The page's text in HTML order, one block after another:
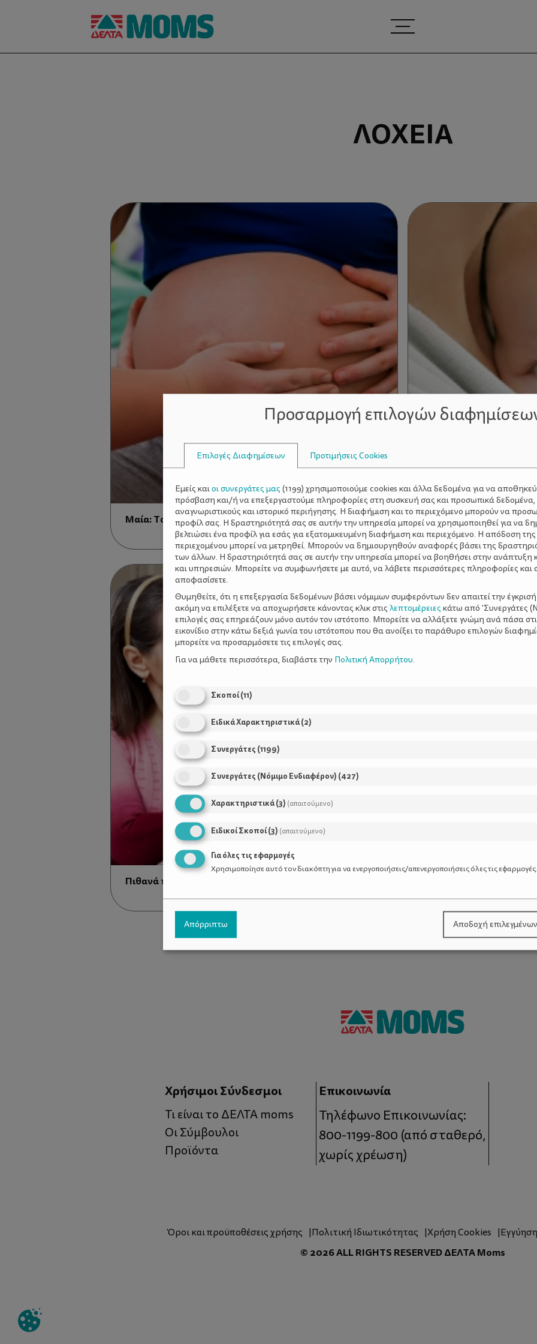
ΛΟΧΕΊΑ
Μαία: Το ιερό πρόσωπο της μητρότητας Κολικοί - 'Ολα όσα
Πιθανά προβλήματα στη λοχεία
Χρήσιμοι Σύνδεσμοι
Τι είναι το ΔΕΛΤΑ moms
Οι Σύμβουλοι
Προϊόντα
Επικοινωνία
Τηλέφωνο Επικοινωνίας:
800-1199-800 (από σταθερό,
χωρίς χρέωση)
Όροι και προϋποθέσεις χρήσης Πολιτική Ιδιωτικότητας Χρήση Cookies
© 2026 ALL RIGHTS RESERVED ΔΕΛΤΑ Moms
Προσαρμογή επιλογών
Επιλογές Διαφημίσεων Προτιμήσεις Cookies
Εμείς καιοι συνεργάτες μας (1199) χρησιμοποιούμε cookies και άλλα δεδομένα για να
πρόσβαση και/ή να επεξεργαστούμε πληροφορίες στη συσκευή σας και προσωπικά
αναγνωριστικούς και ιστορικό περιήγησης. Η διαφήμιση και το περιεχόμενο μπορούν να
προφίλ σας. Η δραστηριότητά σας σε αυτήν την υπηρεσία μπορεί να χρησιμοποιηθεί για να
βελτιώσει ένα προφίλ για εσάς για εξατομικευμένη διαφήμιση και περιεχόμενο. Η απόδοση
περιεχομένου μπορεί να μετρηθεί. Μπορούν να δημιουργηθούν αναφορές βάσει της
των άλλων. Η δραστηριότητά σας σε αυτήν την υπηρεσία μπορεί να βοηθήσει στην ανάπτυξη
και υπηρεσιών. Μπορείτε να συμφωνήσετε με αυτό, να λάβετε περισσότερες πληροφορίες και
αποφασίσετε.
Θυμηθείτε, ότι η επεξεργασία δεδομένων βάσει νόμιμων συμφερόντων δεν απαιτεί την
ακόμη να επιλέξετε να αποχωρήσετε κάνοντας κλικ στις λεπτομέρειες κάτω από 'Συνεργάτες
επιλογές σας επηρεάζουν μόνο αυτόν τον ιστότοπο. Μπορείτε να αλλάξετε γνώμη ανά πάσα
εικονίδιο στην κάτω δεξιά γωνία του ιστότοπου που θα ανοίξει το παράθυρο επιλογών
μπορείτε να προσαρμόσετε τις επιλογές σας.
Για να μάθετε περισσότερα, διαβάστε την Πολιτική Απορρήτου.
Σκοποί(11)
Ειδικά Χαρακτηριστικά(2)
Συνεργάτες (1199)
Συνεργάτες (Νόμιμο Ενδιαφέρον) (427)
Χαρακτηριστικά(3) (απαιτούμενο)
Ειδικοί Σκοποί(3) (απαιτούμενο)
Για όλες τις εφαρμογές
Χρησιμοποίησε αυτό τον διακόπτη για να ενεργοποιήσεις/απενεργοποιήσεις όλες τις εφαρμογές.
Απόρριπτω Αποδοχή επιλεγμένων